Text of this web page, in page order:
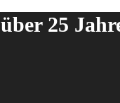
25